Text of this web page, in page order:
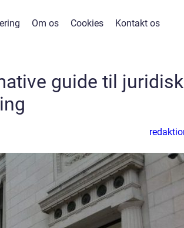
Om os Cookies Kontakt os
guide til juridisk